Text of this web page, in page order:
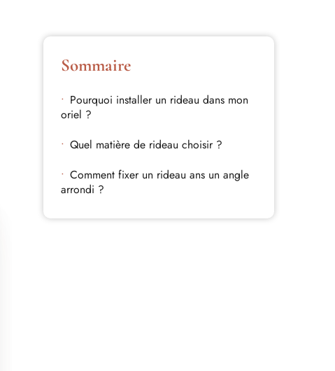
Sommaire
Pourquoi installer un rideau dans mon
oriel ?
Quel matière de rideau choisir ?
Comment fixer un rideau ans un angle
arrondi ?